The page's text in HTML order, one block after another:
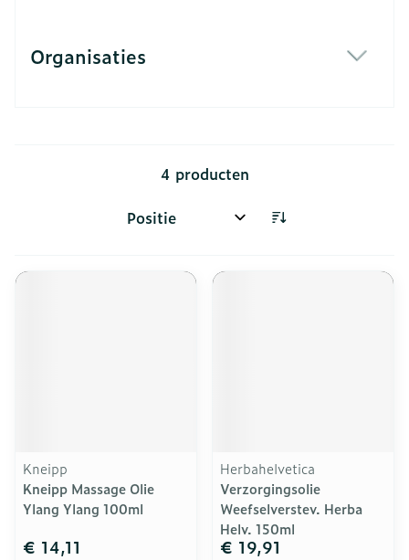
Organisaties
4 producten
Sorteer op:
Kneipp
Kneipp Massage Olie
Ylang Ylang 100ml
€ 14,11
Herbahelvetica
Verzorgingsolie
Weefselverstev. Herba
Helv. 150ml
€ 19,91